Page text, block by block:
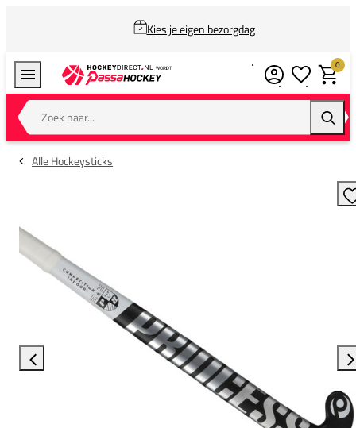
Kies je eigen bezorgdag
Zoek naar...
0
Alle Hockeysticks